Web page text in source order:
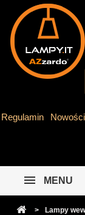
Regulamin Nowości
MENU
> Lampy